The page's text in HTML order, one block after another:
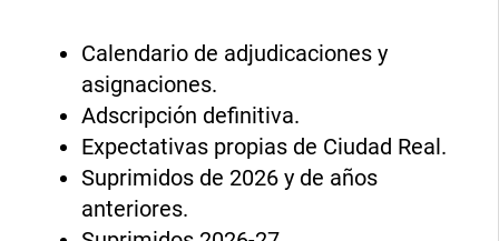
Calendario de adjudicaciones y
asignaciones.
Adscripción definitiva.
Expectativas propias de Ciudad Real.
Suprimidos de 2026 y de años
anteriores.